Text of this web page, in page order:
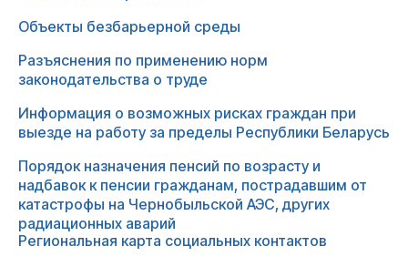
Объекты безбарьерной среды
Разъяснения по применению норм
законодательства о труде
Информация о возможных рисках граждан при
выезде на работу за пределы Республики Беларусь
Порядок назначения пенсий по возрасту и
надбавок к пенсии гражданам, пострадавшим от
катастрофы на Чернобыльской АЭС, других
радиационных аварий
Региональная карта социальных контактов